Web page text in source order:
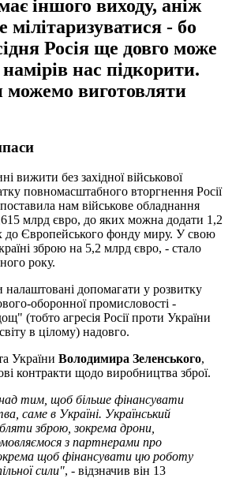
іншого виходу, аніж
мілітаризуватися - бо
Росія ще довго може
нас підкорити.
виготовляти
вижити без західної військової
повномасштабного вторгнення Росії
нам військове обладнання
млрд євро, до яких можна додати 1,2
до Європейського фонду миру. У свою
зброю на 5,2 млрд євро, - стало
року.
налаштовані допомагати у розвитку
оборонної промисловості -
(тобто агресія Росії проти України
в цілому) надовго.
України Володимира Зеленського,
контракти щодо виробництва зброї.
тим, щоб більше фінансувати
саме в Україні. Український
зброю, зокрема дрони,
з партнерами про
щоб фінансувати цю роботу
сили", - відзначив він 13